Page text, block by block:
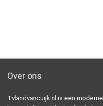
Over ons
Tvlandvancuijk.nl is een